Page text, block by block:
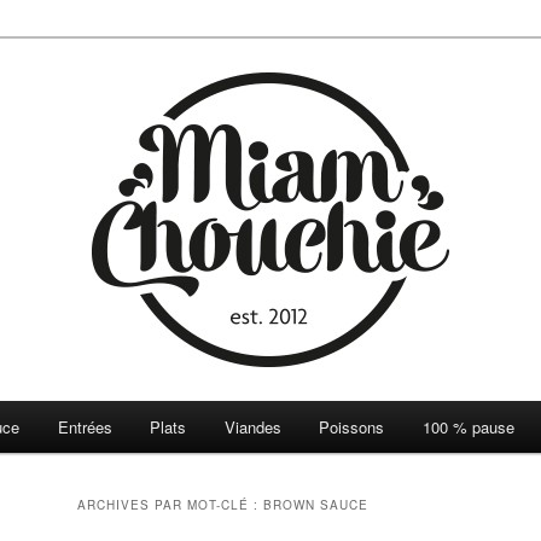
Entrées Plats Viandes Poissons 100 % pause
ARCHIVES PAR MOT-CLÉ : BROWN SAUCE